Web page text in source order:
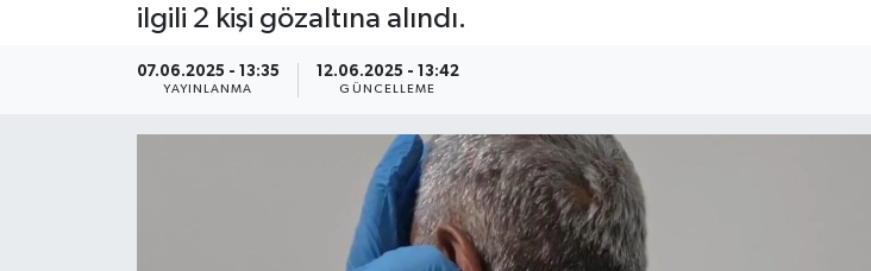
ilgili 2 kişi gözaltına alındı.
07.06.2025 - 13:35
YAYINLANMA
12.06.2025 - 13:42
GÜNCELLEME
Son Dakika Haberleri
Haber Arşivi